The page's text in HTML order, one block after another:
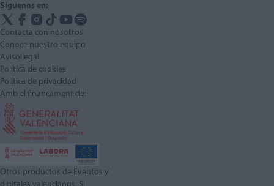
Síguenos en:
Contacta con nosotros
Conoce nuestro equipo
Aviso legal
Política de cookies
Política de privacidad
Amb el finançament de:
Otros productos de Eventos y